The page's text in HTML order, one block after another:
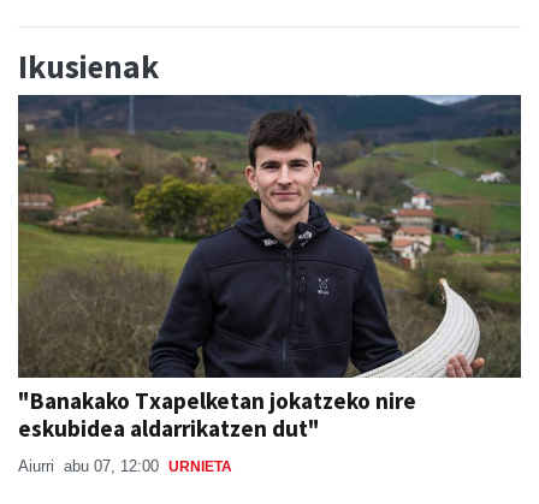
Ikusienak
"Banakako Txapelketan jokatzeko nire
eskubidea aldarrikatzen dut"
Aiurri abu 07, 12:00 URNIETA